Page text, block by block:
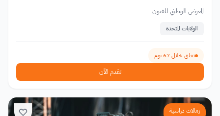
المعرض الوطني للفنون
الولايات المتحدة
تغلق خلال 67 يوم
تقدم الآن
زمالات دراسية